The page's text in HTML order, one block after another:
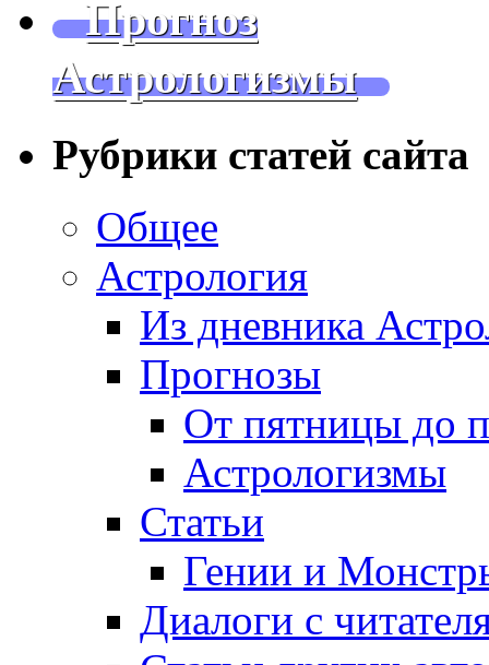
Прогноз
Астрологизмы
Рубрики статей сайта
Общее
Астрология
Из дневника
Прогнозы
От пятницы до
Астрологизмы
Статьи
Гении и
Диалоги с